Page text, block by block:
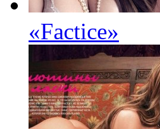
«Factice»